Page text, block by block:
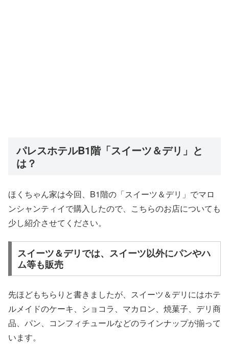
パレスホテルB1階「スイーツ＆デリ」と
は？
ほくちゃん家は今回、B1階の「スイーツ＆デリ」でマロ
ンシャンティイで購入したので、こちらのお店についても
少し紹介させてください。
スイーツ＆デリでは、スイーツ以外にパンやハ
ム等も販売
先ほどもちらりと書きましたが、スイーツ＆デリにはホテ
ルメイドのケーキ、ショコラ、マカロン、焼菓子、デリ商
品、パン、コンフィチュールなどのラインナップが揃って
います。